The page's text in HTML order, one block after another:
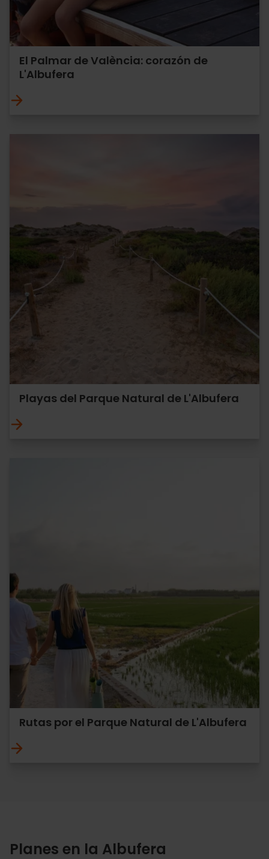
El Palmar de València: corazón de
L'Albufera
Playas del Parque Natural de L'Albufera
Rutas por el Parque Natural de L'Albufera
Planes en la Albufera